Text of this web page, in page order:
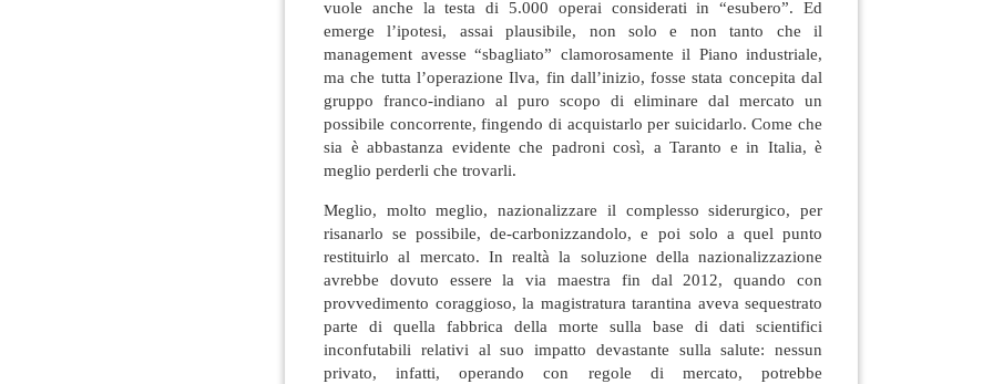
vuole anche la testa di 5.000 operai considerati in “esubero”. Ed
emerge l’ipotesi, assai plausibile, non solo e non tanto che il
management avesse “sbagliato” clamorosamente il Piano industriale,
ma che tutta l’operazione Ilva, fin dall’inizio, fosse stata concepita dal
gruppo franco-indiano al puro scopo di eliminare dal mercato un
possibile concorrente, fingendo di acquistarlo per suicidarlo. Come che
sia è abbastanza evidente che padroni così, a Taranto e in Italia, è
meglio perderli che trovarli.
Meglio, molto meglio, nazionalizzare il complesso siderurgico, per
risanarlo se possibile, de-carbonizzandolo, e poi solo a quel punto
restituirlo al mercato. In realtà la soluzione della nazionalizzazione
avrebbe dovuto essere la via maestra fin dal 2012, quando con
provvedimento coraggioso, la magistratura tarantina aveva sequestrato
parte di quella fabbrica della morte sulla base di dati scientifici
inconfutabili relativi al suo impatto devastante sulla salute: nessun
privato, infatti, operando con regole di mercato, potrebbe